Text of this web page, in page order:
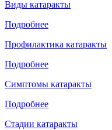
Виды катаракты
Подробнее
Профилактика катаракты
Подробнее
Симптомы катаракты
Подробнее
Стадии катаракты